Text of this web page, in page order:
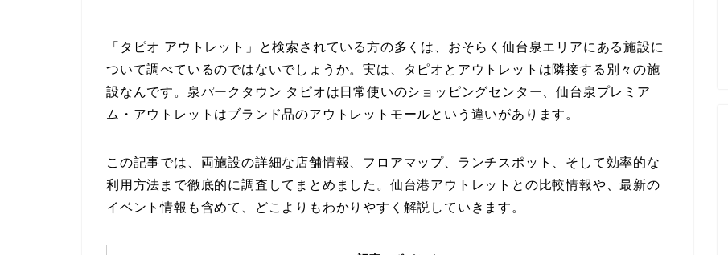
「タピオ アウトレット」と検索されている方の多くは、おそらく仙台泉エリアにある施設に
ついて調べているのではないでしょうか。実は、タピオとアウトレットは隣接する別々の施
設なんです。泉パークタウン タピオは日常使いのショッピングセンター、仙台泉プレミア
ム・アウトレットはブランド品のアウトレットモールという違いがあります。
この記事では、両施設の詳細な店舗情報、フロアマップ、ランチスポット、そして効率的な
利用方法まで徹底的に調査してまとめました。仙台港アウトレットとの比較情報や、最新の
イベント情報も含めて、どこよりもわかりやすく解説していきます。